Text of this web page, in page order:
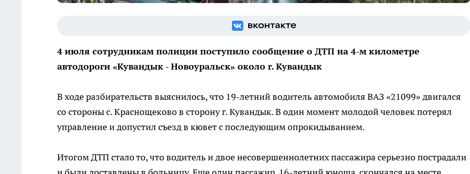
4 июля сотрудникам полиции поступило сообщение о ДТП на 4-м километре
автодороги «Кувандык - Новоуральск» около г. Кувандык
В ходе разбирательств выяснилось, что 19-летний водитель автомобиля ВАЗ «21099» двигался
со стороны с. Краснощеково в сторону г. Кувандык. В один момент молодой человек потерял
управление и допустил съезд в кювет с последующим опрокидыванием.
Итогом ДТП стало то, что водитель и двое несовершеннолетних пассажира серьезно пострадали